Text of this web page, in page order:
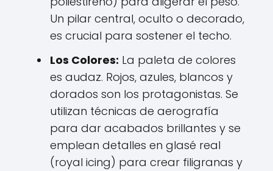
Un pilar central, oculto o decorado,
es crucial para sostener el techo.
Los Colores: La paleta de colores
es audaz. Rojos, azules, blancos y
dorados son los protagonistas. Se
utilizan técnicas de aerografía
para dar acabados brillantes y se
emplean detalles en glasé real
(royal icing) para crear filigranas y